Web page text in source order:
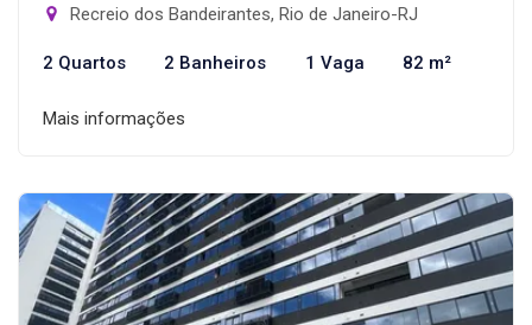
Recreio dos Bandeirantes, Rio de Janeiro-RJ
2 Quartos 2 Banheiros 1 Vaga 82 m²
Mais informações